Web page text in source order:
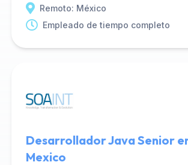
Remoto: México
Empleado de tiempo completo
Desarrollador Java Senior
Mexico